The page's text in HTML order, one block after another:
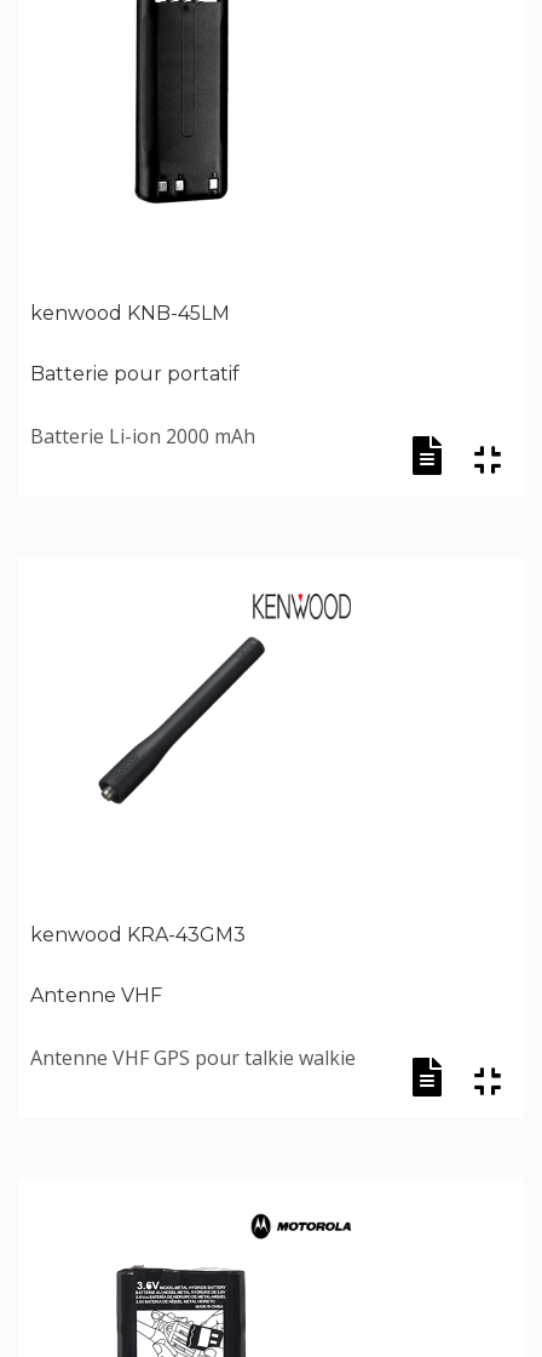
kenwood KNB-45LM
Batterie pour portatif
Batterie Li-ion 2000 mAh
kenwood KRA-43GM3
Antenne VHF
Antenne VHF GPS pour talkie walkie